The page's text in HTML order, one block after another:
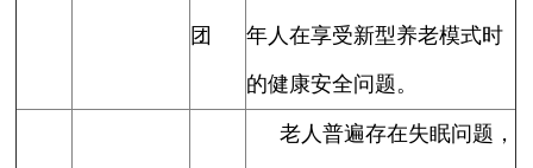
团 年人在享受新型养老模式时
的健康安全问题。
老人普遍存在失眠问题，